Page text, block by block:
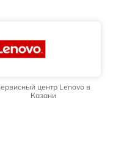
центр Lenovo в
Казани